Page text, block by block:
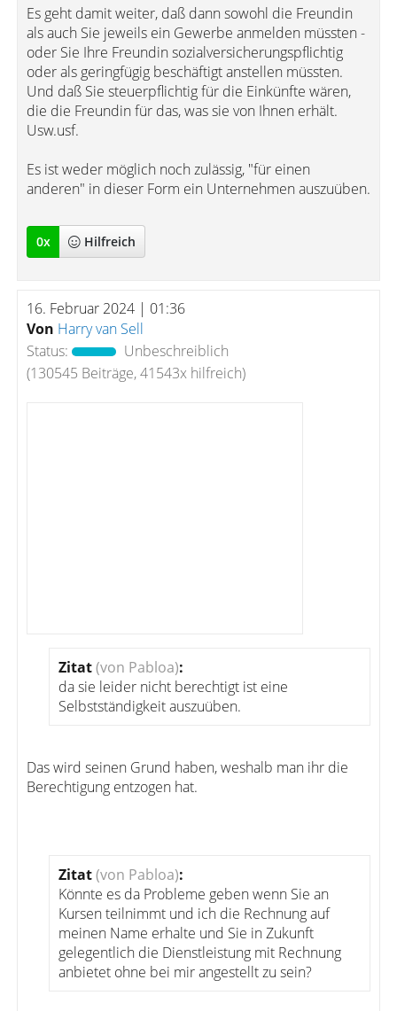
Es geht damit weiter, daß dann sowohl die Freundin
als auch Sie jeweils ein Gewerbe anmelden müssten -
oder Sie Ihre Freundin sozialversicherungspflichtig
oder als geringfügig beschäftigt anstellen müssten.
Und daß Sie steuerpflichtig für die Einkünfte wären,
die die Freundin für das, was sie von Ihnen erhält.
Usw.usf.
Es ist weder möglich noch zulässig, "für einen
anderen" in dieser Form ein Unternehmen auszuüben.
0x Hilfreich
16. Februar 2024 | 01:36
Von Harry van Sell
Status:
Unbeschreiblich
(130545 Beiträge, 41543x hilfreich)
Zitat(von Pabloa):
da sie leider nicht berechtigt ist eine
Selbstständigkeit auszuüben.
Das wird seinen Grund haben, weshalb man ihr die
Berechtigung entzogen hat.
Zitat(von Pabloa):
Könnte es da Probleme geben wenn Sie an
Kursen teilnimmt und ich die Rechnung auf
meinen Name erhalte und Sie in Zukunft
gelegentlich die Dienstleistung mit Rechnung
anbietet ohne bei mir angestellt zu sein?